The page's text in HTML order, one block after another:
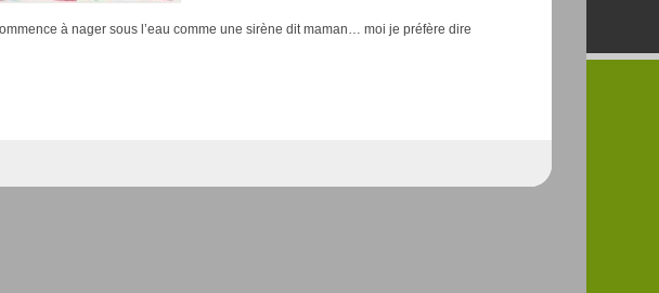
à nager sous l’eau comme une sirène dit maman… moi je préfère dire